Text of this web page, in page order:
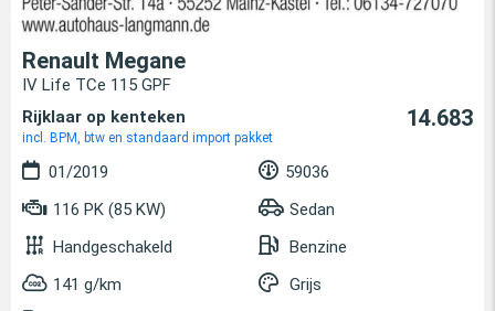
Renault Megane
IV Life TCe 115 GPF
Rijklaar op kenteken
incl. BPM, btw en standaard import pakket
14.683
01/2019
59036
116 PK (85 KW)
Sedan
Handgeschakeld
Benzine
141 g/km
Grijs